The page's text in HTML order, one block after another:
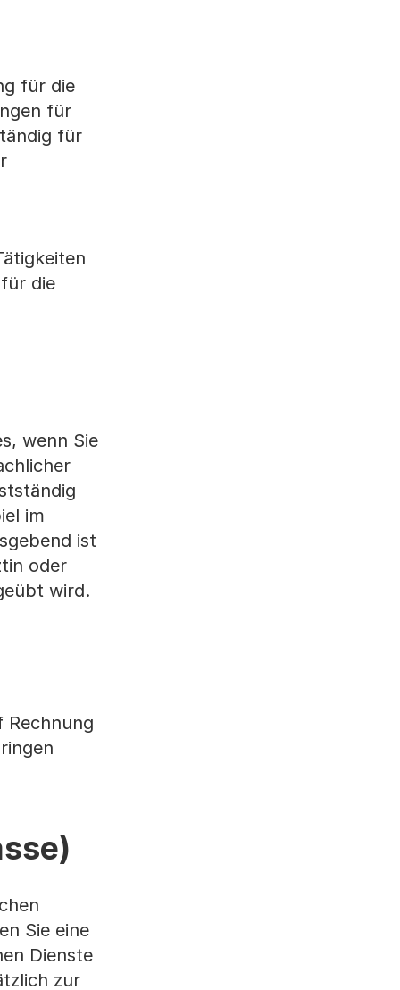
für die
für
für
die
wenn Sie
im
ist
oder
wird.
Rechnung
Sie eine
Dienste
zur